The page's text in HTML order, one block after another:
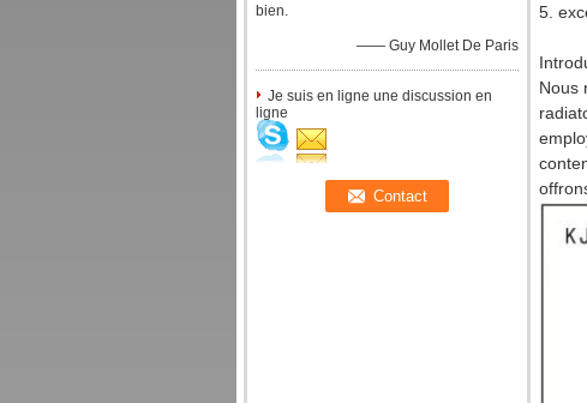
bien.
—— Guy Mollet De Paris
Je suis en ligne une discussion en
ligne
5.
Nous